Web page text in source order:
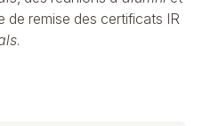
de remise des certificats IR
.